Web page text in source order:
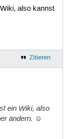
also kannst
Zitieren
ein Wiki, also
ändern. ☺